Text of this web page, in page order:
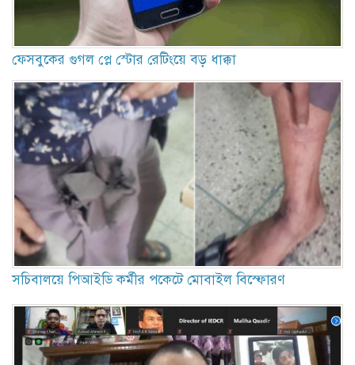
ফেসবুকের গুগল প্লে স্টোর রেটিংয়ে বড় ধাক্কা
সচিবালয়ে পিআইডি কর্মীর পকেটে মোবাইল বিস্ফোরণ